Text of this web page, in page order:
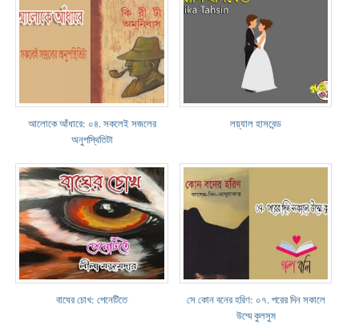
আলোকে আঁধারে: ০৪. সকলেই সজলের
অনুপস্থিতিটা
লয়্যাল হাসবেন্ড
বাঘের চোখ: পেনেটিতে
সে কোন বনের হরিণ: ০৭. পরের দিন সকালে
উম্মে কুলসুম